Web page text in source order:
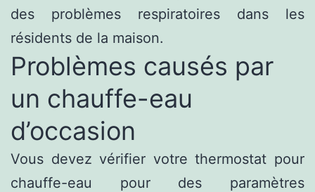
des problèmes respiratoires dans les
résidents de la maison.
Problèmes causés par
un chauffe-eau
d’occasion
Vous devez vérifier votre thermostat pour
chauffe-eau pour des paramètres